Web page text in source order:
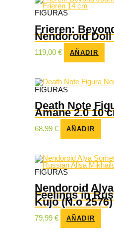
FIGURAS
Frieren:
Nendoroid
119,00 € AÑADIR
FIGURAS
Death Note
Amane 2.0 10
68,99 € AÑADIR
FIGURAS
Nendoroid
Feelings in
Kujo (N.o 2576)
79,99 € AÑADIR